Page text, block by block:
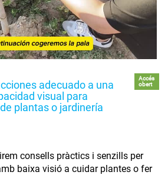
adecuado a una
visual para
plantas o jardinería
Accés
obert
consells pràctics i senzills per
baixa visió a cuidar plantes o fer